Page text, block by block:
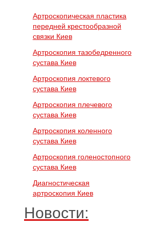
Артроскопическая пластика
передней крестообразной
связки Киев
Артроскопия тазобедренного
сустава Киев
Артроскопия локтевого
сустава Киев
Артроскопия плечевого
сустава Киев
Артроскопия коленного
сустава Киев
Артроскопия голеностопного
сустава Киев
Диагностическая
артроскопия Киев
Новости: